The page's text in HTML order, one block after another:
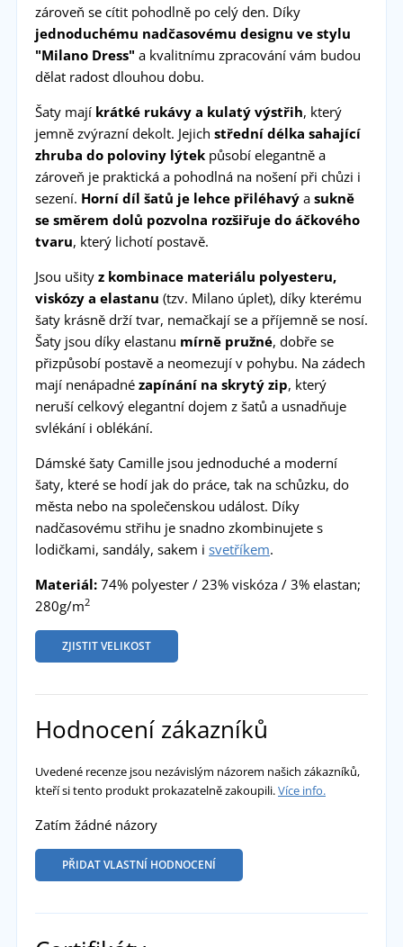
zároveň se cítit pohodlně po celý den. Díky
jednoduchému nadčasovému designu ve stylu
"Milano Dress" a kvalitnímu zpracování vám budou
dělat radost dlouhou dobu.
Šaty mají krátké rukávy a kulatý výstřih, který
jemně zvýrazní dekolt. Jejich střední délka sahající
zhruba do poloviny lýtekpůsobí elegantně a
zároveň je praktická a pohodlná na nošení při chůzi i
sezení. Horní díl šatů je lehce přiléhavýa sukně
se směrem dolů pozvolna rozšiřuje do áčkového
tvaru, který lichotí postavě.
Jsou ušity z kombinace materiálu polyesteru,
viskózy a elastanu (tzv. Milano úplet), díky kterému
šaty krásně drží tvar, nemačkají se a příjemně se nosí.
Šaty jsou díky elastanu mírně pružné, dobře se
přizpůsobí postavě a neomezují v pohybu. Na zádech
mají nenápadné zapínání na skrytý zip, který
neruší celkový elegantní dojem z šatů a usnadňuje
svlékání i oblékání.
Dámské šaty Camille jsou jednoduché a moderní
šaty, které se hodí jak do práce, tak na schůzku, do
města nebo na společenskou událost. Díky
nadčasovému střihu je snadno zkombinujete s
lodičkami, sandály, sakem i svetříkem.
Materiál:74% polyester / 23% viskóza / 3% elastan;
280g/m2
ZJISTIT VELIKOST
Hodnocení zákazníků
Uvedené recenze jsou nezávislým názorem našich zákazníků,
kteří si tento produkt prokazatelně zakoupili.Více info.
Zatím žádné názory
PŘIDAT VLASTNÍ HODNOCENÍ